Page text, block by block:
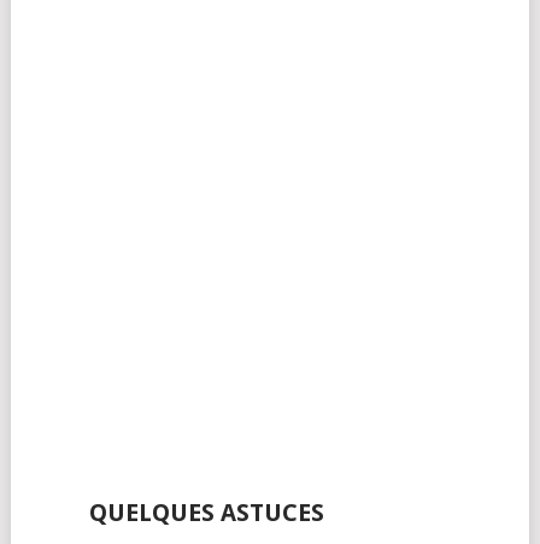
QUELQUES ASTUCES